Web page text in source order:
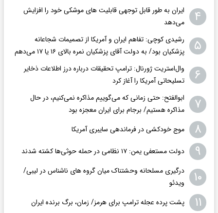
۴
ایران به طور قابل توجهی قابلیت های موشکی خود را افزایش
می‌دهد
۵
رشیدی کوچی: تفاهم ایران و آمریکا از تصمیمات شجاعانه
پزشکیان بود/ به دولت آقای پزشکیان نمره بالای ۱۶ یا ۱۷ می‌دهم
۶
وال‌استریت ژورنال: ترامپ تحقیقات درباره درز اطلاعات ذخایر
تسلیحاتی آمریکا را آغاز کرد
۷
ابوالفتح: حتی زمانی که می‌گوییم مذاکره نمی‌کنیم، در حال
مذاکره هستیم/ برجام برای ایران معجزه بود
۸ موج خودکشی در فرماندهی سایبری آمریکا
۹ دولت مستعفی یمن: ۱۷ نظامی در حمله حوثی‌ها کشته شدند
۱۰
درگیری مسلحانه وحشتناک میان گروه های ناشناس در لیبی/
ویدئو
۱۱ پشت پرده عجله ترامپ برای هرمز/ زمان، برگ برنده ایران